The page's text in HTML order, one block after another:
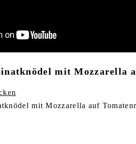
mit Mozzarella